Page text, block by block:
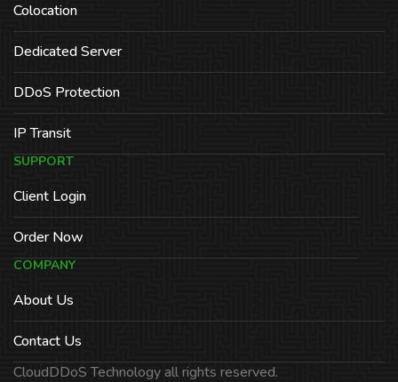
Colocation
Dedicated Server
DDoS Protection
IP Transit
SUPPORT
Client Login
Order Now
COMPANY
About Us
Contact Us
CloudDDoS Technology all rights reserved.